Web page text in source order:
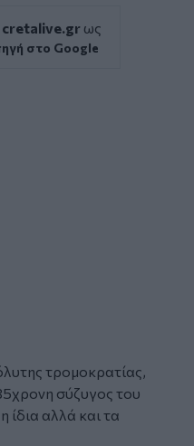
cretalive.gr ως
στο Google
τρομοκρατίας,
σύζυγος του
ίδια αλλά και τα